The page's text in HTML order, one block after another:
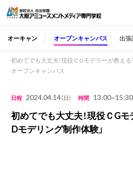
オーキャン オープンキャンパス 出
初めてでも大丈夫！現役ＣGモデラーが教える
オープンキャンパス
日程 2024.04.14（日） 時間 13:00~15:30
初めてでも大丈夫！現役ＣGモ
Dモデリング制作体験」